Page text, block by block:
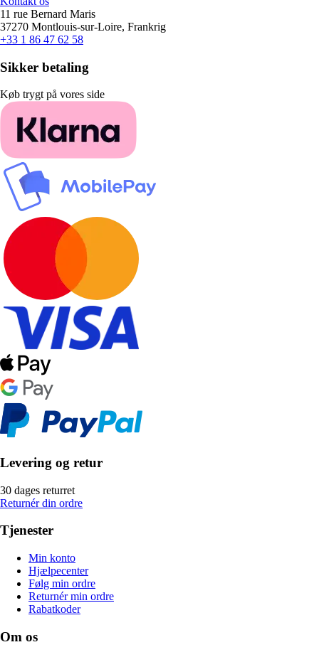
11 rue Bernard Maris
37270 Montlouis-sur-Loire, Frankrig
+33 1 86 47 62 58
Sikker betaling
Køb trygt på vores side
Levering og retur
30 dages returret
Returnér din ordre
Tjenester
Min konto
Hjælpecenter
Følg min ordre
Returnér min ordre
Rabatkoder
Om os